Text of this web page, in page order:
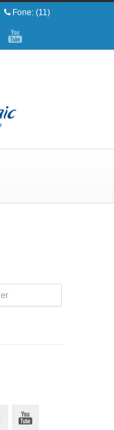
Fone: (11)